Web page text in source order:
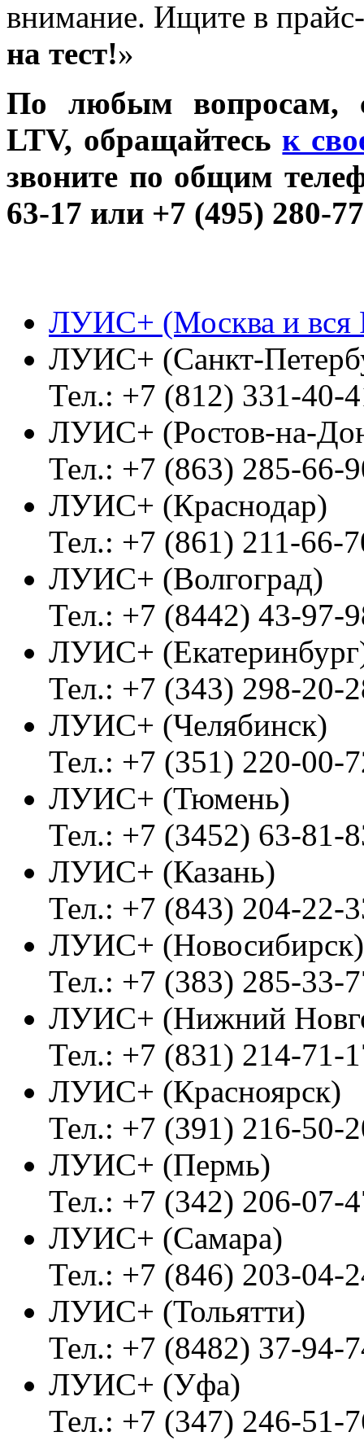
внимание. Ищите в
на тест!»
По любым вопросам,
LTV, обращайтеськ
звоните по общим
63-17 или +7 (495) 280-
ЛУИС+ (Москва и вся
ЛУИС+ (Санкт-
Тел.: +7 (812) 331-40-
ЛУИС+ (Ростов-на-
Тел.: +7 (863) 285-66-
ЛУИС+ (Краснодар)
Тел.: +7 (861) 211-66-
ЛУИС+ (Волгоград)
Тел.: +7 (8442) 43-97-
ЛУИС+
Тел.: +7 (343) 298-20-
ЛУИС+ (Челябинск)
Тел.: +7 (351) 220-00-
ЛУИС+ (Тюмень)
Тел.: +7 (3452) 63-81-
ЛУИС+ (Казань)
Тел.: +7 (843) 204-22-
ЛУИС+ (Новосибирск)
Тел.: +7 (383) 285-33-
ЛУИС+ (Нижний
Тел.: +7 (831) 214-71-
ЛУИС+ (Красноярск)
Тел.: +7 (391) 216-50-
ЛУИС+ (Пермь)
Тел.: +7 (342) 206-07-
ЛУИС+ (Самара)
Тел.: +7 (846) 203-04-
ЛУИС+ (Тольятти)
Тел.: +7 (8482) 37-94-
ЛУИС+ (Уфа)
Тел.: +7 (347) 246-51-